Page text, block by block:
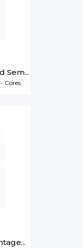
Sem...
Cores